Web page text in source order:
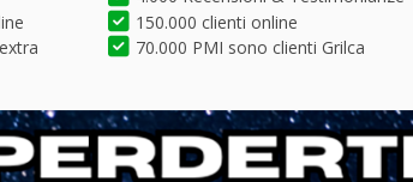
150.000 clienti online
70.000 PMI sono clienti Grilca